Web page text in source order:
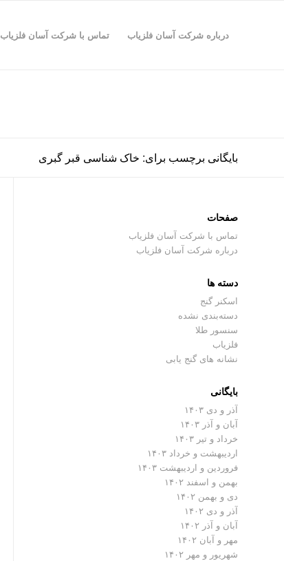
درباره شرکت آسان فلزیاب تماس با شرکت آسان فلزیاب
بایگانی برچسب برای: خاک شناسی قبر گبری
صفحات
تماس با شرکت آسان فلزیاب
درباره شرکت آسان فلزیاب
دسته ها
اسکنر گنج
دسته‌بندی نشده
سنسور طلا
فلزیاب
نشانه های گنج یابی
بایگانی
آذر و دی ۱۴۰۳
آبان و آذر ۱۴۰۳
خرداد و تیر ۱۴۰۳
اردیبهشت و خرداد ۱۴۰۳
فروردین و اردیبهشت ۱۴۰۳
بهمن و اسفند ۱۴۰۲
دی و بهمن ۱۴۰۲
آذر و دی ۱۴۰۲
آبان و آذر ۱۴۰۲
مهر و آبان ۱۴۰۲
شهریور و مهر ۱۴۰۲